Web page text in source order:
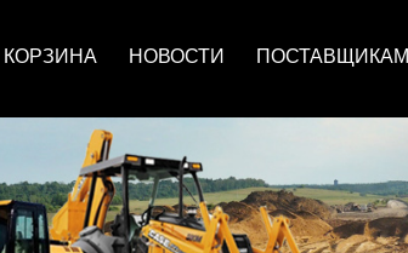
КОРЗИНА НОВОСТИ ПОСТАВЩИКАМ